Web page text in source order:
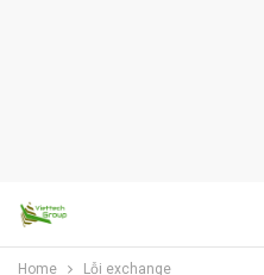
Home Lỗi exchange